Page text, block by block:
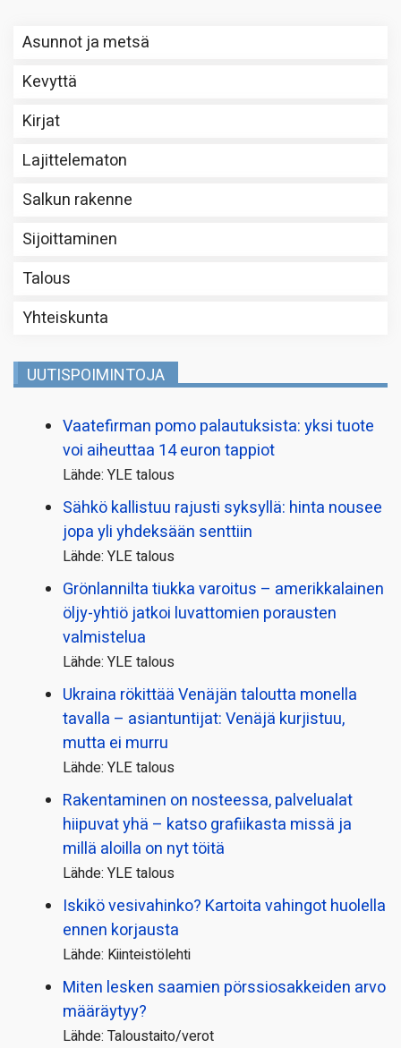
Asunnot ja metsä
Kevyttä
Kirjat
Lajittelematon
Salkun rakenne
Sijoittaminen
Talous
Yhteiskunta
UUTISPOIMINTOJA
Vaatefirman pomo palautuksista: yksi tuote
voi aiheuttaa 14 euron tappiot
Lähde: YLE talous
Sähkö kallistuu rajusti syksyllä: hinta nousee
jopa yli yhdeksään senttiin
Lähde: YLE talous
Grönlannilta tiukka varoitus – amerikkalainen
öljy-yhtiö jatkoi luvattomien porausten
valmistelua
Lähde: YLE talous
Ukraina rökittää Venäjän taloutta monella
tavalla – asiantuntijat: Venäjä kurjistuu,
mutta ei murru
Lähde: YLE talous
Rakentaminen on nosteessa, palvelualat
hiipuvat yhä – katso grafiikasta missä ja
millä aloilla on nyt töitä
Lähde: YLE talous
Iskikö vesivahinko? Kartoita vahingot huolella
ennen korjausta
Lähde: Kiinteistölehti
Miten lesken saamien pörssi­osakkeiden arvo
määräytyy?
Lähde: Taloustaito/verot